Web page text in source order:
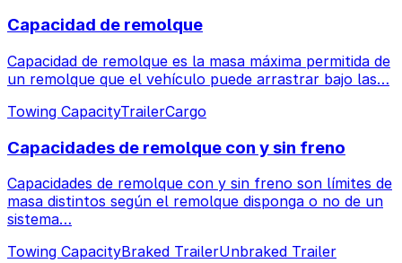
Capacidad de remolque
Capacidad de remolque es la masa máxima permitida de
un remolque que el vehículo puede arrastrar bajo las…
Towing CapacityTrailerCargo
Capacidades de remolque con y sin freno
Capacidades de remolque con y sin freno son límites de
masa distintos según el remolque disponga o no de un
sistema…
Towing CapacityBraked TrailerUnbraked Trailer